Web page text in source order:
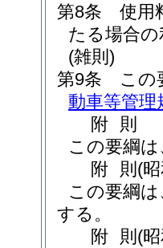
第8条
使用
たる場合
(雑則)
第9条
この
動車等管理
附 則
この要綱
附 則 (
この要綱
する。
附 則 (